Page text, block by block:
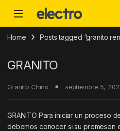
Home Posts tagged “granito
GRANITO
Granito Chino septiembre 5,
GRANITO Para iniciar un proceso
debemos conocer si su premeson